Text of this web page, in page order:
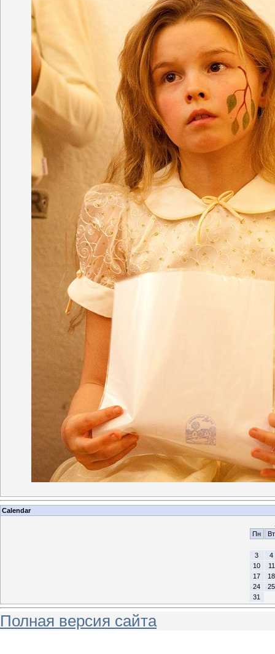
Calendar
Пн
Вт
3
4
10
11
17
18
24
25
31
Полная версия сайта